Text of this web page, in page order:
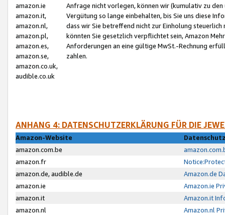
amazon.ie
amazon.it,
amazon.nl,
amazon.pl,
amazon.es,
amazon.se,
amazon.co.uk,
audible.co.uk
Anfrage nicht vorlegen, können wir (kumulativ zu
Vergütung so lange einbehalten, bis Sie uns diese
dass wir Sie betreffend nicht zur Einholung
könnten Sie gesetzlich verpflichtet sein, Amazon
Anforderungen an eine gültige MwSt.-Rechnung
zahlen.
ANHANG 4: DATENSCHUTZERKLÄRUNG FÜR DIE
Amazon-Website
amazon.com.be
amazon.fr
amazon.de, audible.de
Amazon.de
amazon.ie
Amazon.ie
amazon.it
Amazon.it
amazon.nl
Amazon.nl